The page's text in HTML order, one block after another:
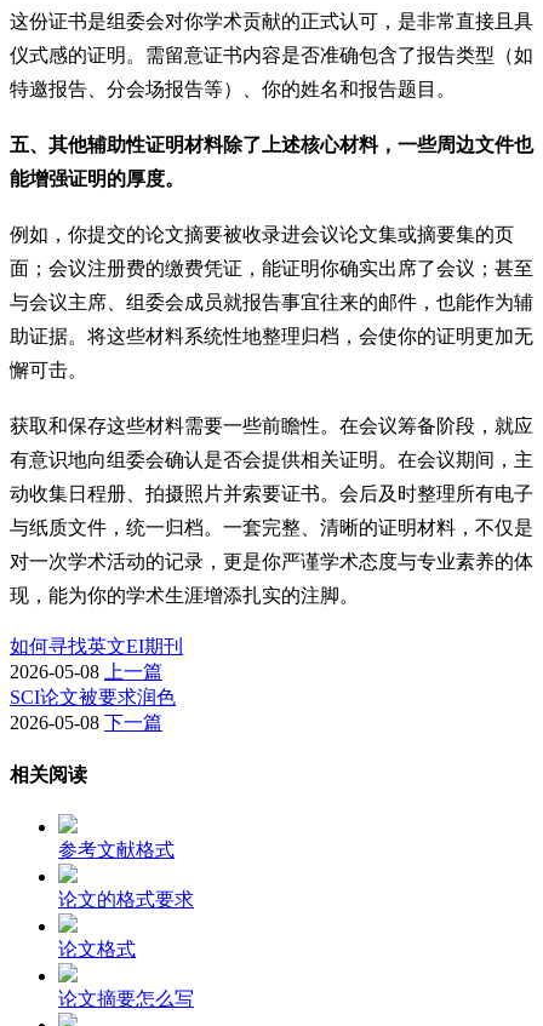
这份证书是组委会对你学术贡献的正式认可，是非常直接且具
仪式感的证明。需留意证书内容是否准确包含了报告类型（如
特邀报告、分会场报告等）、你的姓名和报告题目。
五、其他辅助性证明材料除了上述核心材料，一些周边文件也
能增强证明的厚度。
例如，你提交的论文摘要被收录进会议论文集或摘要集的页
面；会议注册费的缴费凭证，能证明你确实出席了会议；甚至
与会议主席、组委会成员就报告事宜往来的邮件，也能作为辅
助证据。将这些材料系统性地整理归档，会使你的证明更加无
懈可击。
获取和保存这些材料需要一些前瞻性。在会议筹备阶段，就应
有意识地向组委会确认是否会提供相关证明。在会议期间，主
动收集日程册、拍摄照片并索要证书。会后及时整理所有电子
与纸质文件，统一归档。一套完整、清晰的证明材料，不仅是
对一次学术活动的记录，更是你严谨学术态度与专业素养的体
现，能为你的学术生涯增添扎实的注脚。
如何寻找英文EI期刊
2026-05-08 上一篇
SCI论文被要求润色
2026-05-08 下一篇
相关阅读
参考文献格式
论文的格式要求
论文格式
论文摘要怎么写